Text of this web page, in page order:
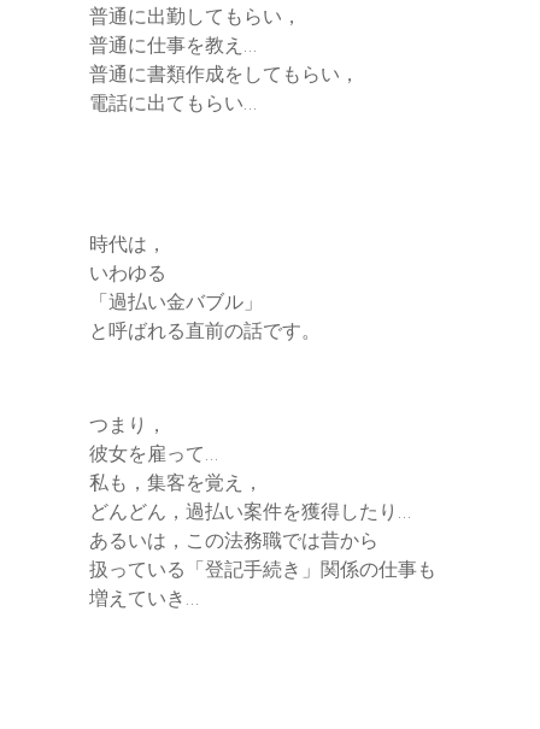
普通に出勤してもらい，
普通に仕事を教え…
普通に書類作成をしてもらい，
電話に出てもらい…
時代は，
いわゆる
「過払い金バブル」
と呼ばれる直前の話です。
つまり，
彼女を雇って…
私も，集客を覚え，
どんどん，過払い案件を獲得したり…
あるいは，この法務職では昔から
扱っている「登記手続き」関係の仕事も
増えていき…